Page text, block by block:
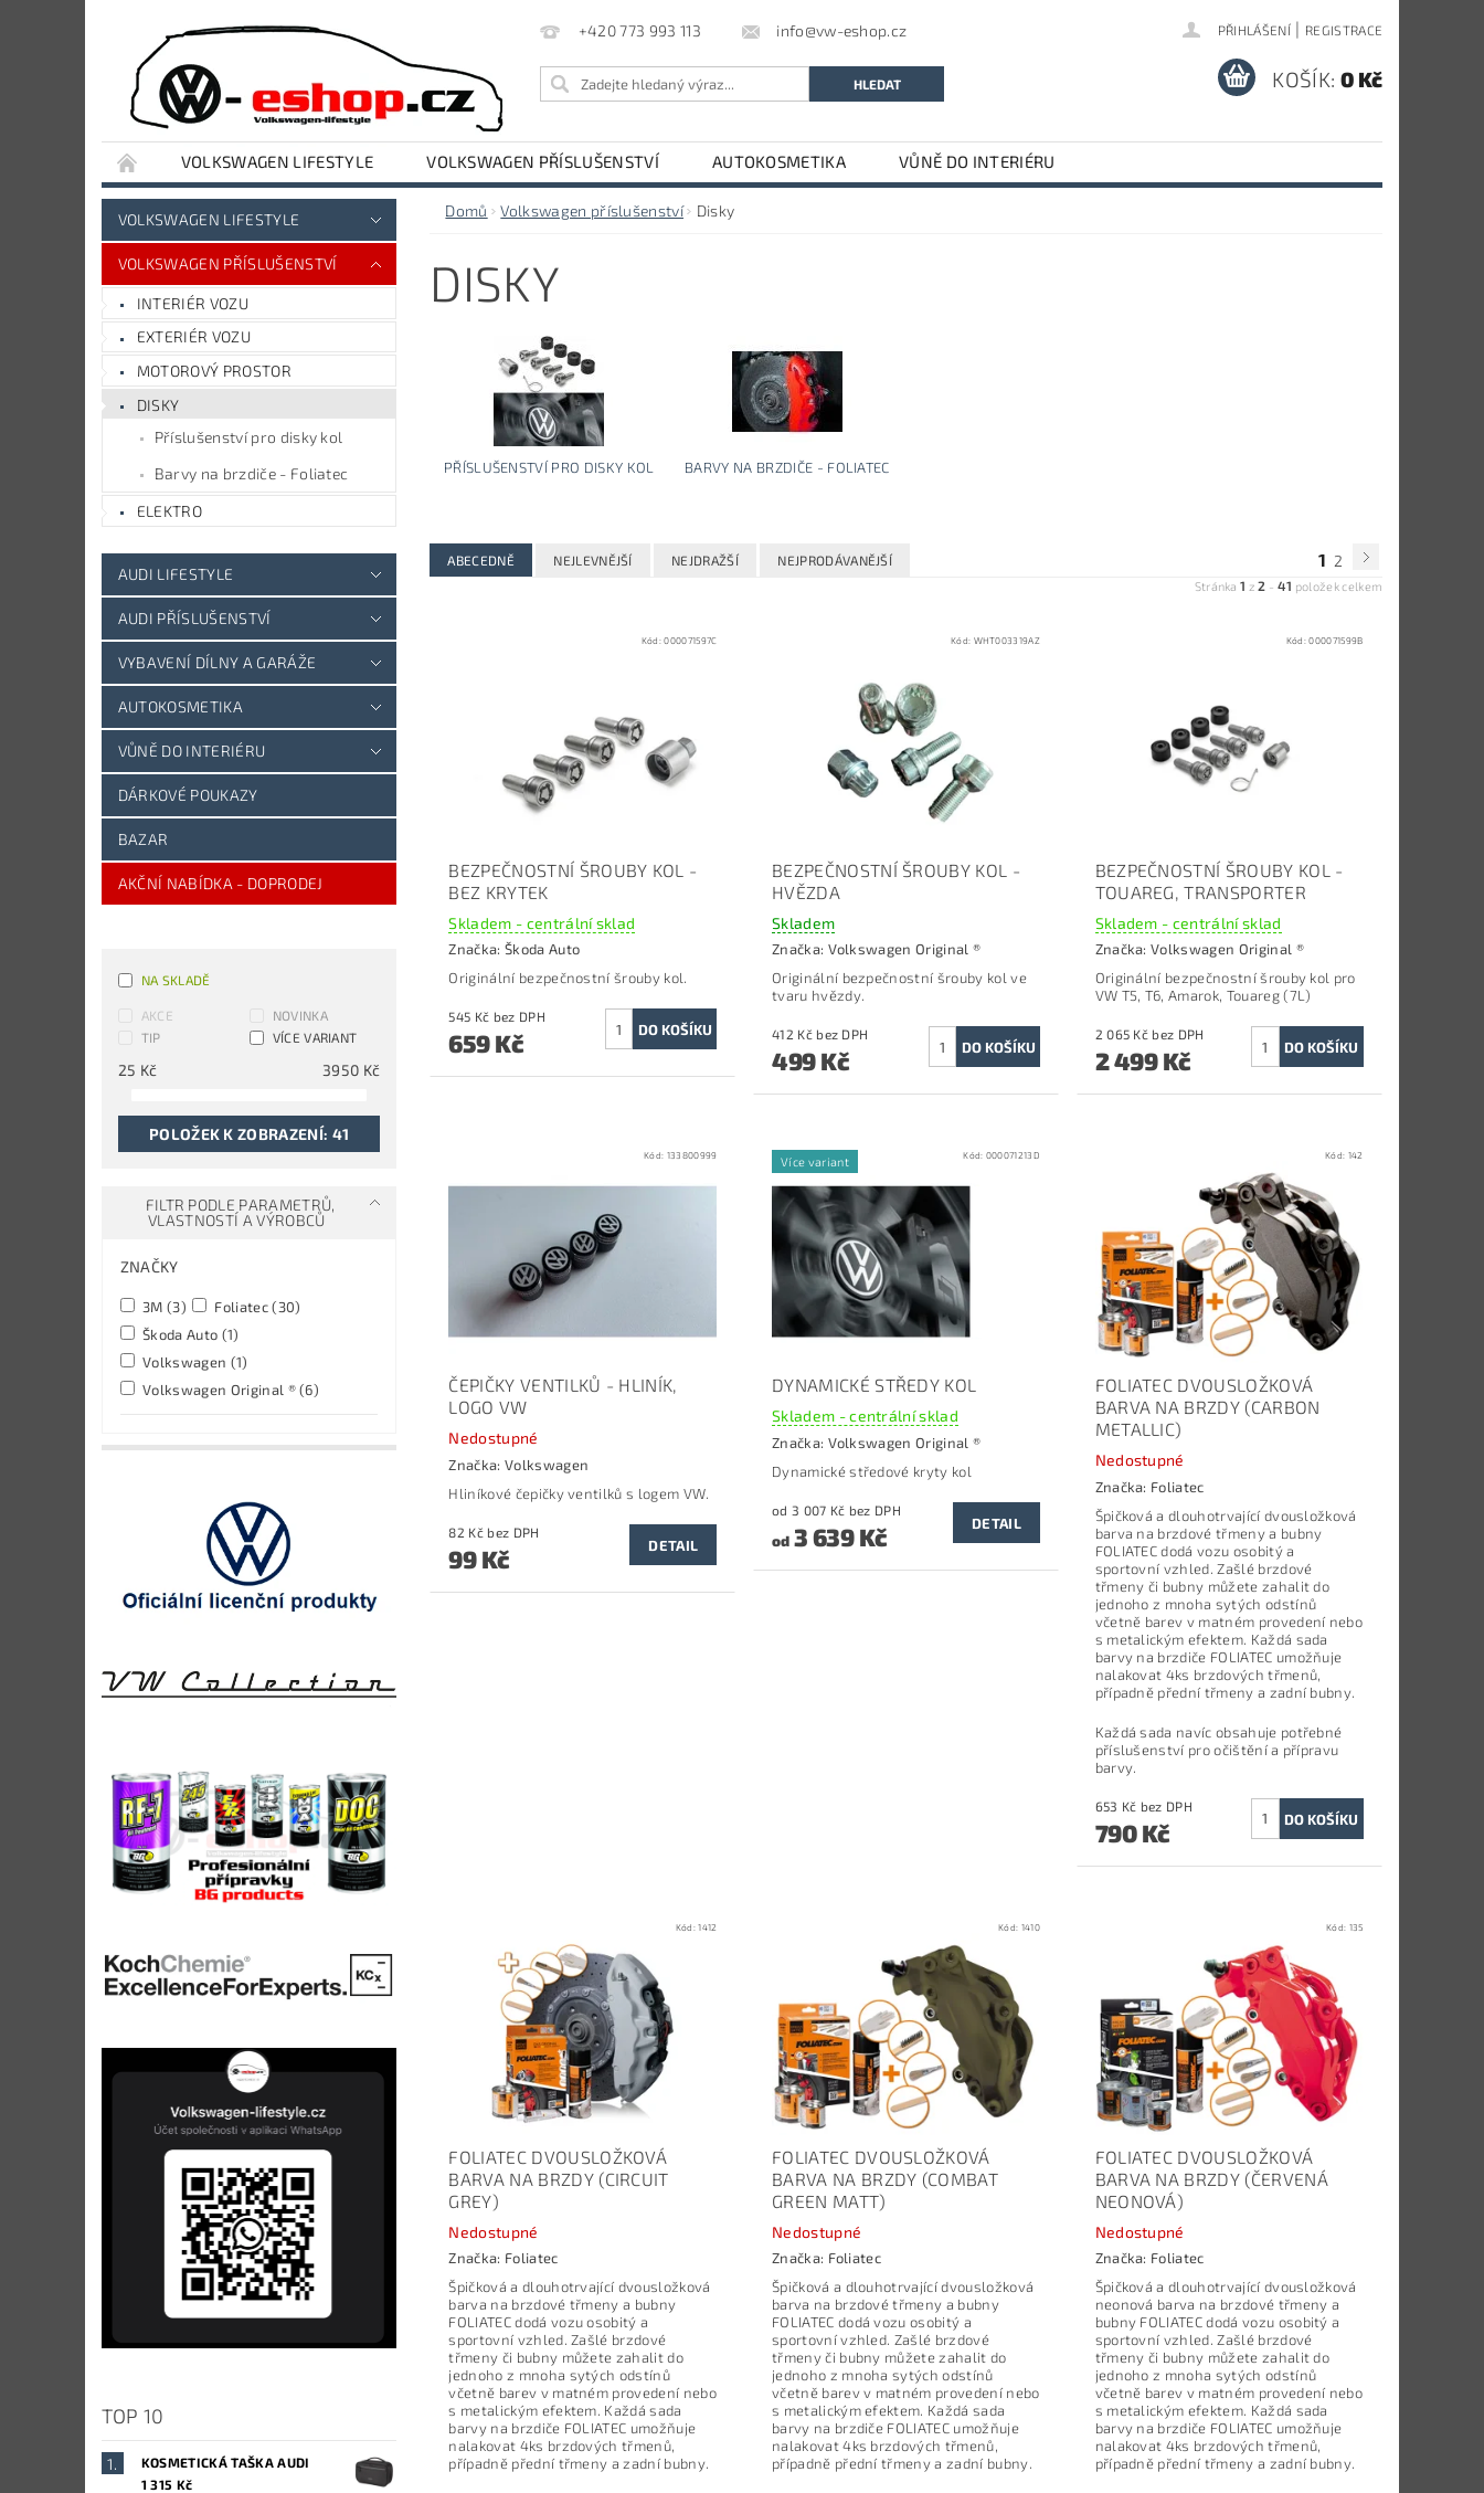
+420 773 993 113 info@vw-eshop.cz PŘIHLÁŠENÍ | REGISTRACE
KOŠÍK: 0 Kč
VOLKSWAGEN LIFESTYLE VOLKSWAGEN PŘÍSLUŠENSTVÍ AUTOKOSMETIKA
VŮNĚ DO INTERIÉRU
VYBAVENÍ DÍLNY A GARÁŽE
AUDI LIFESTYLE AUDI PŘÍSLUŠENSTVÍ
VOLKSWAGEN LIFESTYLE
VOLKSWAGEN PŘÍSLUŠENSTVÍ
INTERIÉR VOZU
EXTERIÉR VOZU
MOTOROVÝ PROSTOR
DISKY
Příslušenství pro disky kol
Barvy na brzdiče - Foliatec
ELEKTRO
AUDI LIFESTYLE
AUDI PŘÍSLUŠENSTVÍ
VYBAVENÍ DÍLNY A GARÁŽE
AUTOKOSMETIKA
VŮNĚ DO INTERIÉRU
DÁRKOVÉ POUKAZY
BAZAR
AKČNÍ NABÍDKA - DOPRODEJ
NA SKLADĚ
AKCE
NOVINKA
TIP
VÍCE VARIANT
25 Kč 3950 Kč
POLOŽEK K ZOBRAZENÍ: 41
FILTR PODLE PARAMETRŮ,
VLASTNOSTÍ A VÝROBCŮ
ZNAČKY
3M(3) Foliatec(30)
Škoda Auto (1)
Volkswagen (1)
Volkswagen Original ®(6)
TOP 10
KOSMETICKÁ TAŠKA AUDI
1 315 Kč
Domů Volkswagen příslušenství Disky
DISKY
PŘÍSLUŠENSTVÍ PRO DISKY KOL BARVY NA BRZDIČE - FOLIATEC
ABECEDNĚ NEJLEVNĚJŠÍ NEJDRAŽŠÍ NEJPRODÁVANĚJŠÍ 1 2
Stránka1 z2 - 41 položek celkem
Kód:000071597C
BEZPEČNOSTNÍ ŠROUBY KOL -
BEZ KRYTEK
Skladem - centrální sklad
Značka: Škoda Auto
Originální bezpečnostní šrouby kol.
545 Kč bez DPH
659 Kč
Kód: WHT003319AZ
BEZPEČNOSTNÍ ŠROUBY KOL -
HVĚZDA
Skladem
Značka: Volkswagen Original ®
Originální bezpečnostní šrouby kol ve
tvaru hvězdy.
412 Kč bez DPH
499 Kč
Kód:000071599B
BEZPEČNOSTNÍ ŠROUBY KOL -
TOUAREG, TRANSPORTER
Skladem - centrální sklad
Značka:Volkswagen Original ®
Originální bezpečnostní šrouby kol pro
VW T5, T6, Amarok, Touareg (7L)
2 065 Kč bez DPH
2 499 Kč
Kód: 133800999
ČEPIČKY VENTILKŮ - HLINÍK,
LOGO VW
Nedostupné
Značka: Volkswagen
Hliníkové čepičky ventilků s logem VW.
82 Kč bez DPH
99 Kč DETAIL
Více variant Kód: 000071213D
DYNAMICKÉ STŘEDY KOL
Skladem - centrální sklad
Značka: Volkswagen Original ®
Dynamické středové kryty kol
od 3 007 Kč bez DPH
od3 639 Kč DETAIL
Kód: 142
FOLIATEC DVOUSLOŽKOVÁ
BARVA NA BRZDY (CARBON
METALLIC)
Nedostupné
Značka: Foliatec
Špičková a dlouhotrvající dvousložková
barva na brzdové třmeny a bubny
FOLIATEC dodá vozu osobitý a
sportovní vzhled. Zašlé brzdové
třmeny či bubny můžete zahalit do
jednoho z mnoha sytých odstínů
včetně barev v matném provedení nebo
s metalickým efektem. Každá sada
barvy na brzdiče FOLIATEC umožňuje
nalakovat 4ks brzdových třmenů,
případně přední třmeny a zadní bubny.
Každá sada navíc obsahuje potřebné
příslušenství pro očištění a přípravu
barvy.
653 Kč bez DPH
790 Kč
Kód:1412
FOLIATEC DVOUSLOŽKOVÁ
BARVA NA BRZDY (CIRCUIT
GREY)
Nedostupné
Značka: Foliatec
Špičková a dlouhotrvající dvousložková
barva na brzdové třmeny a bubny
FOLIATEC dodá vozu osobitý a
sportovní vzhled. Zašlé brzdové
třmeny či bubny můžete zahalit do
jednoho z mnoha sytých odstínů
včetně barev v matném provedení nebo
s metalickým efektem. Každá sada
barvy na brzdiče FOLIATEC umožňuje
nalakovat 4ks brzdových třmenů,
případně přední třmeny a zadní bubny.
Kód: 1410
FOLIATEC DVOUSLOŽKOVÁ
BARVA NA BRZDY (COMBAT
GREEN MATT)
Nedostupné
Značka: Foliatec
Špičková a dlouhotrvající dvousložková
barva na brzdové třmeny a bubny
FOLIATEC dodá vozu osobitý a
sportovní vzhled. Zašlé brzdové
třmeny či bubny můžete zahalit do
jednoho z mnoha sytých odstínů
včetně barev v matném provedení nebo
s metalickým efektem. Každá sada
barvy na brzdiče FOLIATEC umožňuje
nalakovat 4ks brzdových třmenů,
případně přední třmeny a zadní bubny.
Kód: 135
FOLIATEC DVOUSLOŽKOVÁ
BARVA NA BRZDY (ČERVENÁ
NEONOVÁ)
Nedostupné
Značka: Foliatec
Špičková a dlouhotrvající dvousložková
neonová barva na brzdové třmeny a
bubny FOLIATEC dodá vozu osobitý a
sportovní vzhled. Zašlé brzdové
třmeny či bubny můžete zahalit do
jednoho z mnoha sytých odstínů
včetně barev v matném provedení nebo
s metalickým efektem. Každá sada
barvy na brzdiče FOLIATEC umožňuje
nalakovat 4ks brzdových třmenů,
případně přední třmeny a zadní bubny.